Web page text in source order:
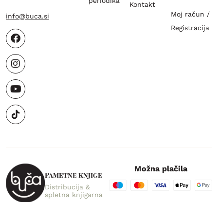
info@buca.si
Kontakt
Moj račun /
Registracija
Pametne knjige
Distribucija &
spletna knjigarna
Možna plačila